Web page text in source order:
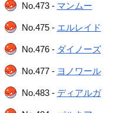
No.473 - マンムー
No.475 - エルレイド
No.476 - ダイノーズ
No.477 - ヨノワール
No.483 - ディアルガ